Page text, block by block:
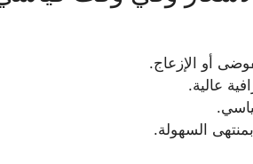
أو الإزعاج.
عالية.
السهولة.